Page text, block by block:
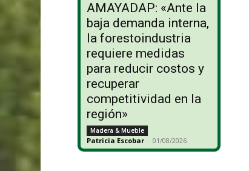
AMAYADAP: «Ante la
baja demanda interna,
la forestoindustria
requiere medidas
para reducir costos y
recuperar
competitividad en la
región»
Madera & Mueble
Patricia Escobar - 01/08/2026